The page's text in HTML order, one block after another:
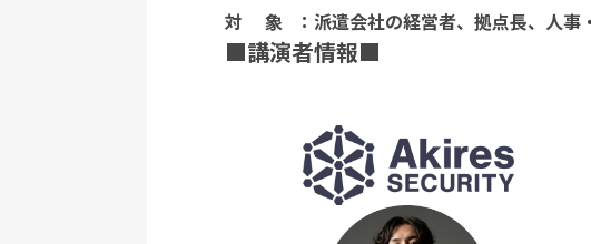
対 象 ：派遣会社の経営者、拠点長、人事
■講演者情報■